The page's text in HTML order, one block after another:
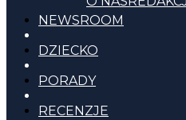
NEWSROOM
DZIECKO
PORADY
RECENZJE